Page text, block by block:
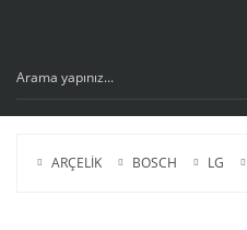
ARÇELİK BOSCH LG